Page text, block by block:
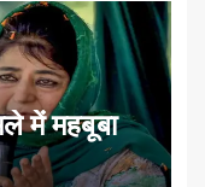
में महबूबा